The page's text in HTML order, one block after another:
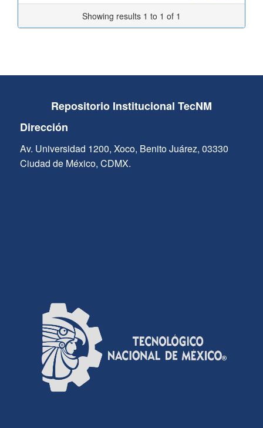
Showing results 1 to 1 of 1
Repositorio Institucional TecNM
Dirección
Av. Universidad 1200, Xoco, Benito Juárez, 03330
Ciudad de México, CDMX.